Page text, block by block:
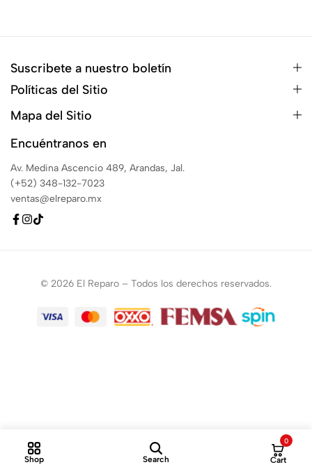
Suscribete a nuestro boletín
Políticas del Sitio
Mapa del Sitio
Encuéntranos en
Av. Medina Ascencio 489, Arandas, Jal.
(+52) 348-132-7023
ventas@elreparo.mx
© 2026 El Reparo – Todos los derechos reservados.
Shop Search
0
Cart